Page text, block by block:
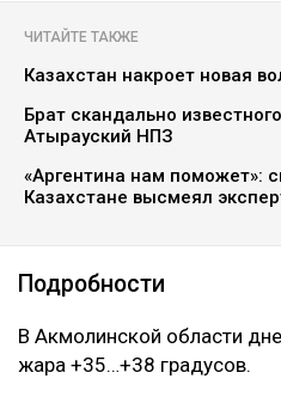
ЧИТАЙТЕ ТАКЖЕ
Казахстан накроет новая
Брат скандально
Атырауский НПЗ
«Аргентина нам поможет»:
Казахстане высмеял
Подробности
В Акмолинской области
жара +35…+38 градусов.